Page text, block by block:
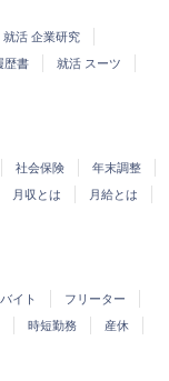
就活 企業研究
歴書
就活 スーツ
社会保険
年末調整
月収とは
月給とは
イト
フリーター
時短勤務
産休